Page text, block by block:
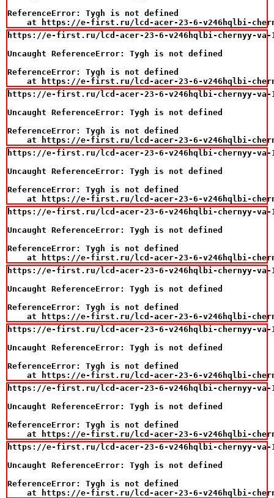
ReferenceError: Tygh is not defined
at https://e-first.ru/lcd-acer-23-6-v246hqlbi-
https://e-first.ru/lcd-acer-23-6-v246hqlbi-chernyy-va-
Uncaught ReferenceError: Tygh is not defined
ReferenceError: Tygh is not defined
at https://e-first.ru/lcd-acer-23-6-v246hqlbi-
https://e-first.ru/lcd-acer-23-6-v246hqlbi-chernyy-va-
Uncaught ReferenceError: Tygh is not defined
ReferenceError: Tygh is not defined
at https://e-first.ru/lcd-acer-23-6-v246hqlbi-
https://e-first.ru/lcd-acer-23-6-v246hqlbi-chernyy-va-
Uncaught ReferenceError: Tygh is not defined
ReferenceError: Tygh is not defined
at https://e-first.ru/lcd-acer-23-6-v246hqlbi-
https://e-first.ru/lcd-acer-23-6-v246hqlbi-chernyy-va-
Uncaught ReferenceError: Tygh is not defined
ReferenceError: Tygh is not defined
at https://e-first.ru/lcd-acer-23-6-v246hqlbi-
https://e-first.ru/lcd-acer-23-6-v246hqlbi-chernyy-va-
Uncaught ReferenceError: Tygh is not defined
ReferenceError: Tygh is not defined
at https://e-first.ru/lcd-acer-23-6-v246hqlbi-
https://e-first.ru/lcd-acer-23-6-v246hqlbi-chernyy-va-
Uncaught ReferenceError: Tygh is not defined
ReferenceError: Tygh is not defined
at https://e-first.ru/lcd-acer-23-6-v246hqlbi-
https://e-first.ru/lcd-acer-23-6-v246hqlbi-chernyy-va-
Uncaught ReferenceError: Tygh is not defined
ReferenceError: Tygh is not defined
at https://e-first.ru/lcd-acer-23-6-v246hqlbi-
https://e-first.ru/lcd-acer-23-6-v246hqlbi-chernyy-va-
Uncaught ReferenceError: Tygh is not defined
ReferenceError: Tygh is not defined
at https://e-first.ru/lcd-acer-23-6-v246hqlbi-